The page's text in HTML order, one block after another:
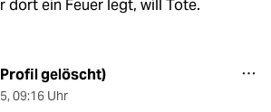
dort ein Feuer legt, will Tote.
gelöscht)
, 09:16 Uhr